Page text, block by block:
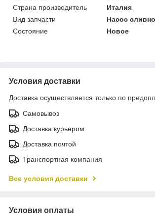
Страна производитель
Италия
Вид запчасти
Насос
Состояние
Новое
Условия доставки
Доставка осуществляется только по
Самовывоз
Доставка курьером
Доставка почтой
Транспортная компания
Все условия доставки
Условия оплаты